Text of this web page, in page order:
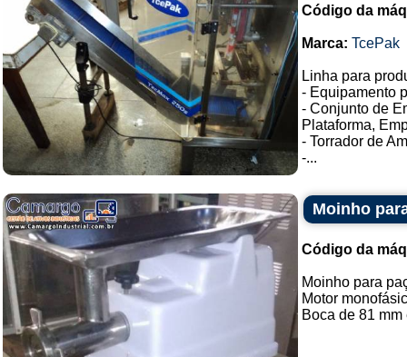
Código da
Marca: TcePak
Linha para
- Equipamento
- Conjunto de
Plataforma,
- Torrador de
-...
Moinho
Código da
Moinho para
Motor
Boca de 81